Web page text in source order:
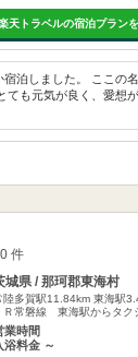
天トラベルの宿泊プラン
宿泊しました。 ここの
ても元気が良く、愛想
件
城県 / 那珂郡東海村
陸多賀駅11.84km 東海駅
Ｒ常磐線 東海駅からタク
業時間
浴料金 ～